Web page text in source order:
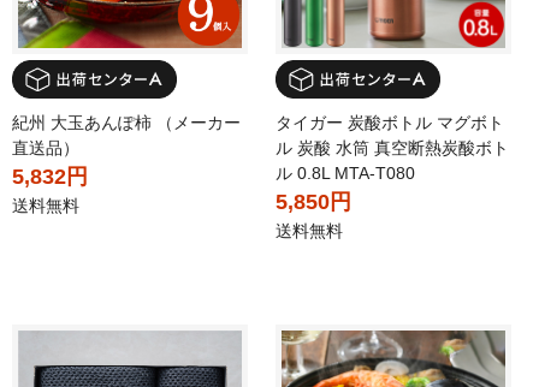
紀州 大玉あんぽ柿 （メーカー
直送品）
5,832円
送料無料
タイガー 炭酸ボトル マグボト
ル 炭酸 水筒 真空断熱炭酸ボト
ル 0.8L MTA-T080
5,850円
送料無料